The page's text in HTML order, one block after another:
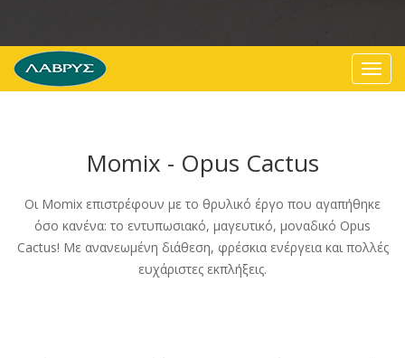
Momix - Opus Cactus
Oι Momix επιστρέφουν με το θρυλικό έργο που αγαπήθηκε
όσο κανένα: το εντυπωσιακό, μαγευτικό, μοναδικό Opus
Cactus! Με ανανεωμένη διάθεση, φρέσκια ενέργεια και πολλές
ευχάριστες εκπλήξεις.